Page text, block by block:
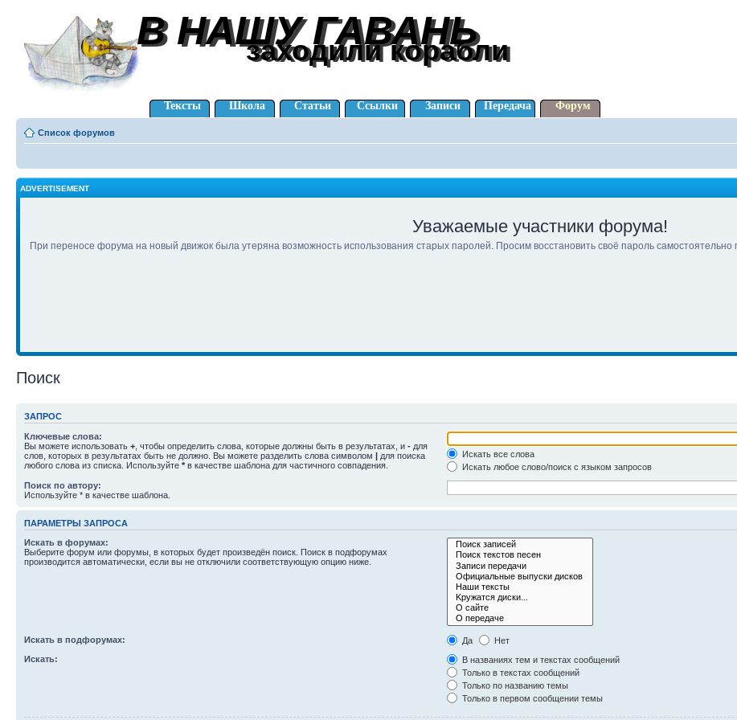
В НАШУ ГАВАНЬ
В НАШУ ГАВАНЬ
заходили корабли
заходили корабли
Тексты Школа Статьи Ссылки Записи Передача Форум
Список форумов
ADVERTISEMENT
Уважаемые участники форума!
При переносе форума на новый движок была утеряна возможность использования старых паролей. Просим восстановить своё пароль самостоятельно
Поиск
ЗАПРОС
Ключевые слова:
Вы можете использовать + , чтобы определить слова, которые должны быть в результатах, и - для
слов, которых в результатах быть не должно. Вы можете разделить слова символом | для поиска
любого слова из списка. Используйте * в качестве шаблона для частичного совпадения.
Искать все слова
Искать любое слово/поиск с языком запросов
Поиск по автору:
Используйте * в качестве шаблона.
ПАРАМЕТРЫ ЗАПРОСА
Искать в форумах:
Выберите форум или форумы, в которых будет произведён поиск. Поиск в подфорумах
производится автоматически, если вы не отключили соответствующую опцию ниже.
Искать в подфорумах: Да
Нет
Искать:
В названиях тем и текстах сообщений
Только в текстах сообщений
Только по названию темы
Только в первом сообщении темы